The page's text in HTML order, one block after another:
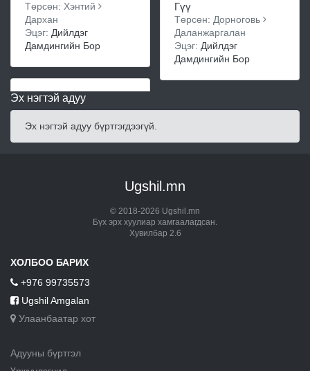
Төрсөн: Хэнтий
Дархан
Эцэг: Дийлдэг
Дамдингийн Бор
Гүү
Төрсөн: Дорноговь
Даланжаргалан
Эцэг: Дийлдэг
Дамдингийн Бор
Эх нэгтэй адуу
Эх нэгтэй адуу бүртгэгдээгүй.
Ugshil.mn
© 2018-2026 Ugshil.mn
Бүх эрх хуулиар хамгаалагдсан.
Хувилбар 2.6
ХОЛБОО БАРИХ
+976 99735573
Ugshil Amgalan
Улаанбаатар хот
Адууны бүртгэл